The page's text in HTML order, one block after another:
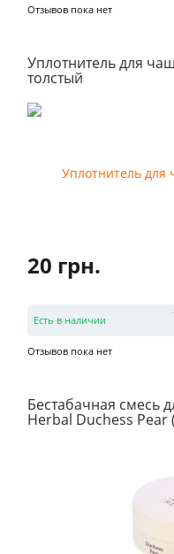
Отзывов пока нет
Уплотнитель для
толстый
20 грн.
Есть в наличии
Отзывов пока нет
Бестабачная смесь
Herbal Duchess